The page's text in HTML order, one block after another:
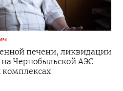
печени, ликвидации
Чернобыльской АЭС